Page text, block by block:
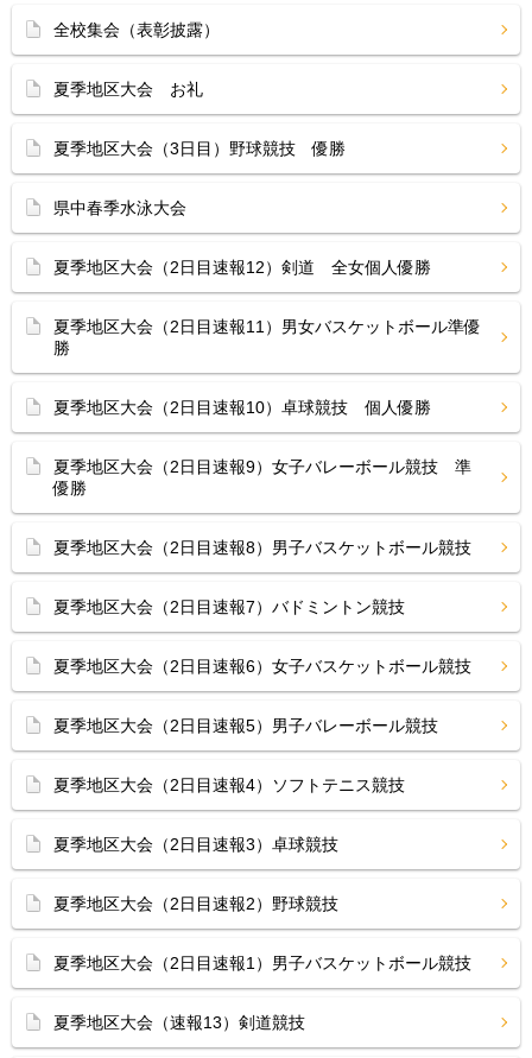
全校集会（表彰披露）
夏季地区大会 お礼
夏季地区大会（3日目）野球競技 優勝
県中春季水泳大会
夏季地区大会（2日目速報12）剣道 全女個人優勝
夏季地区大会（2日目速報11）男女バスケットボール準優
勝
夏季地区大会（2日目速報10）卓球競技 個人優勝
夏季地区大会（2日目速報9）女子バレーボール競技 準
優勝
夏季地区大会（2日目速報8）男子バスケットボール競技
夏季地区大会（2日目速報7）バドミントン競技
夏季地区大会（2日目速報6）女子バスケットボール競技
夏季地区大会（2日目速報5）男子バレーボール競技
夏季地区大会（2日目速報4）ソフトテニス競技
夏季地区大会（2日目速報3）卓球競技
夏季地区大会（2日目速報2）野球競技
夏季地区大会（2日目速報1）男子バスケットボール競技
夏季地区大会（速報13）剣道競技